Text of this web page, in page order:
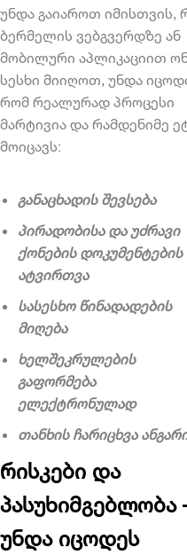
უნდა გაიაროთ იმისთვის,
ბერმელის ვებგვერდზე ან
მობილური აპლიკაციით
სესხი მიიღოთ, უნდა
რომ რეალურად პროცესი
მარტივია და რამდენიმე
მოიცავს:
განაცხადის შევსება
პირადობისა და უძრავი
ქონების დოკუმენტების
ატვირთვა
სასესხო წინადადების
მიღება
ხელშეკრულების
გაფორმება
ელექტრონულად
თანხის ჩარიცხვა
რისკები და
პასუხიმგებლობა
უნდა იცოდეს